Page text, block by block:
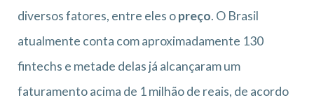
diversos fatores, entre eles opreço. O Brasil
atualmente conta com aproximadamente 130
fintechs e metade delas já alcançaram um
faturamento acima de 1 milhão de reais, de acordo